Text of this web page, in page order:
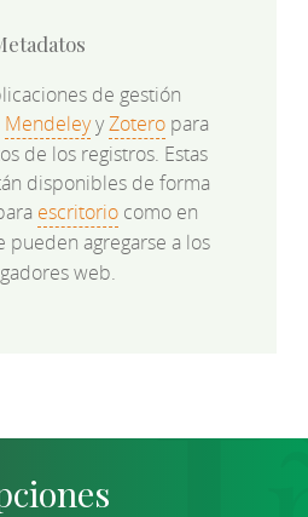
de gestión
MendeleyyZoteropara
de los registros. Estas
disponibles de forma
escritorio como en
pueden agregarse a los
web.